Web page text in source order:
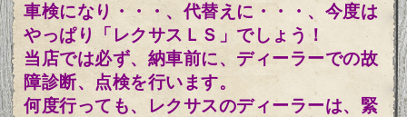
車検になり・・・、代替えに・・・、今度は
やっぱり「レクサスＬＳ」でしょう！
当店では必ず、納車前に、ディーラーでの故
障診断、点検を行います。
何度行っても、レクサスのディーラーは、緊